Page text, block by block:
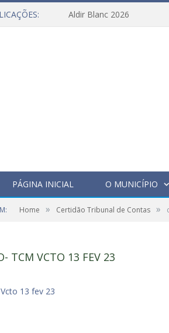
Aldir Blanc 2026
PÁGINA INICIAL O MUNICÍPIO
Home » Certidão Tribunal de Contas »
TCM VCTO 13 FEV 23
13 fev 23